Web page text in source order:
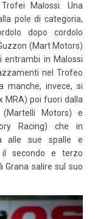
Malossi. Una
pole di categoria,
dopo cordolo
(Mart Motors)
entrambi in Malossi
nel Trofeo
manche, invece, si
MRA) poi fuori dalla
Motors) e
Racing) che in
alle sue spalle e
il secondo e terzo
Grana salire sul suo